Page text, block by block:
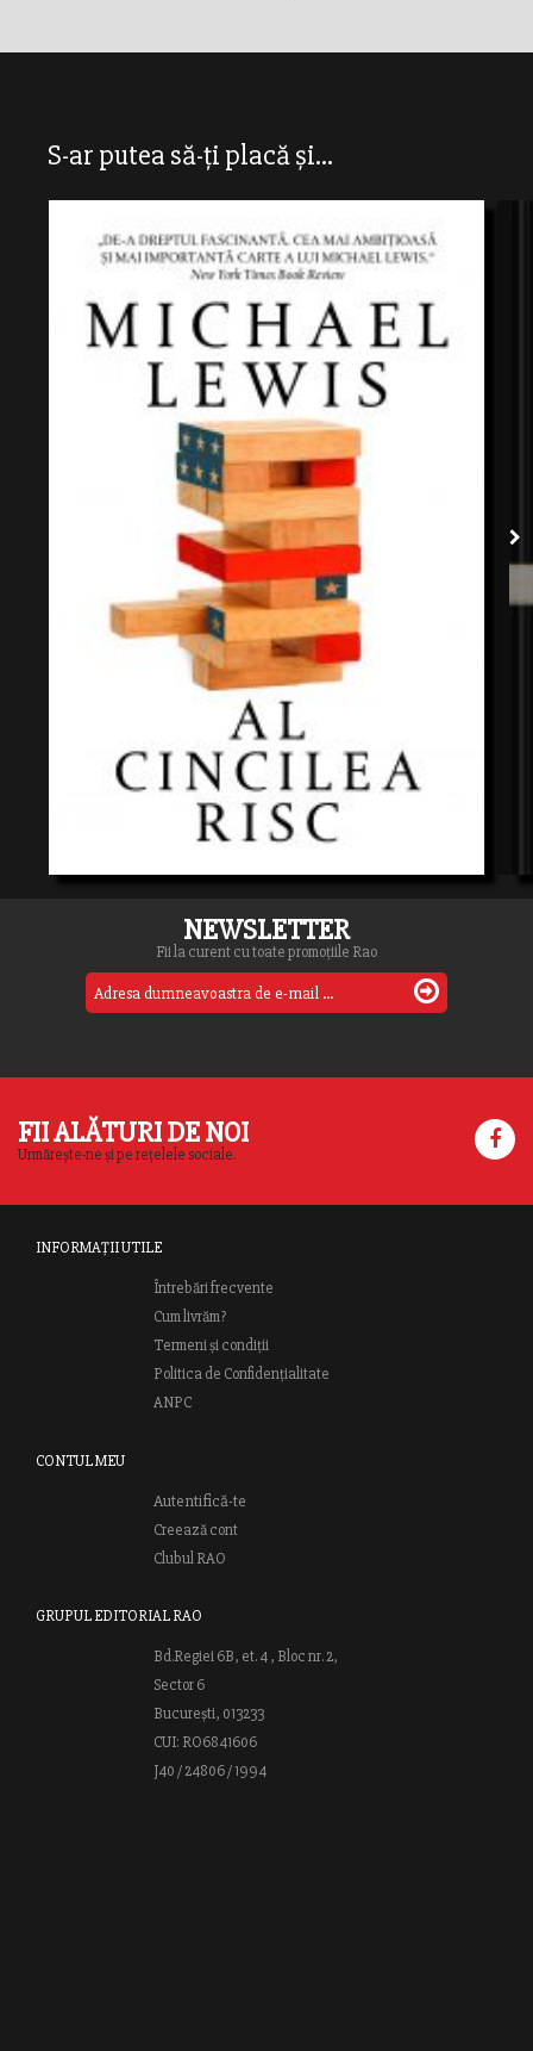
S-ar putea să-ți placă și...
NEWSLETTER
Fii la curent cu toate promoțiile Rao
FII ALĂTURI DE NOI
Urmărește-ne și pe rețelele sociale.
INFORMAȚII UTILE
Întrebări frecvente
Cum livrăm?
Termeni și condiții
Politica de Confidențialitate
ANPC
CONTUL MEU
Autentifică-te
Creează cont
Clubul RAO
GRUPUL EDITORIAL RAO
Bd.Regiei 6B, et. 4 , Bloc nr. 2,
Sector 6
București, 013233
CUI: RO6841606
J40 / 24806 / 1994